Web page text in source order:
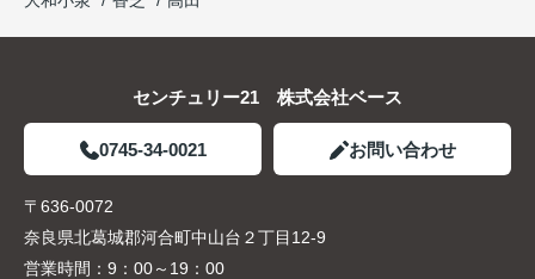
センチュリー21 株式会社ベース
0745-34-0021 お問い合わせ
〒636-0072
奈良県北葛城郡河合町中山台２丁目12-9
営業時間： 9：00～19：00